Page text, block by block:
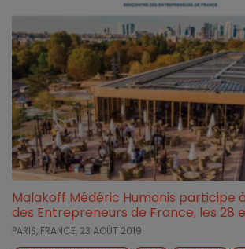
Malakoff Médéric Humanis participe
des Entrepreneurs de France, les 28
PARIS, FRANCE, 23 AOÛT 2019